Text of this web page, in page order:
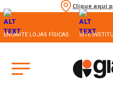
Clique aqui
ENCARTE LOJAS FÍSICAS SITE